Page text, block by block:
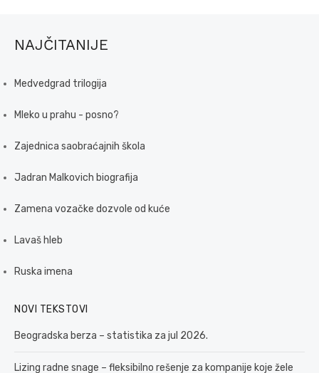
NAJČITANIJE
Medvedgrad trilogija
Mleko u prahu - posno?
Zajednica saobraćajnih škola
Jadran Malkovich biografija
Zamena vozačke dozvole od kuće
Lavaš hleb
Ruska imena
NOVI TEKSTOVI
Beogradska berza – statistika za jul 2026.
Lizing radne snage – fleksibilno rešenje za kompanije koje žele